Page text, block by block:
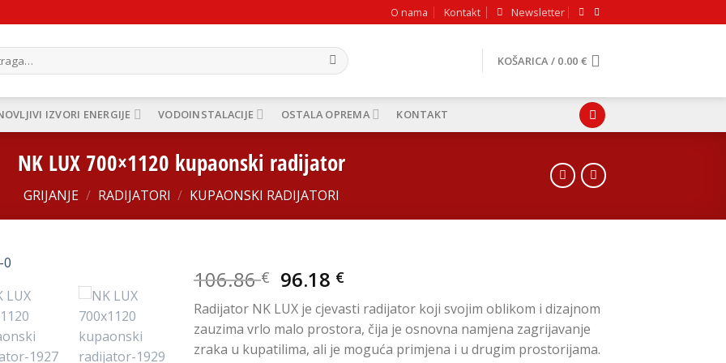
O nama Kontakt Newsletter
KOŠARICA / 0.00 €
IZVORI ENERGIJE VODOINSTALACIJE OSTALA OPREMA KONTAKT
NK LUX 700×1120 kupaonski radijator
GRIJANJE / RADIJATORI / KUPAONSKI RADIJATORI
Wishlist
106.86€ Izvorna
cijena
bila
je:
106.86 €.
96.18 €Trenutna
cijena
je:
96.18 €.
Radijator NK LUX je cjevasti radijator koji svojim oblikom i dizajnom
zauzima vrlo malo prostora, čija je osnovna namjena zagrijavanje
zraka u kupatilima, ali je moguća primjena i u drugim prostorijama.